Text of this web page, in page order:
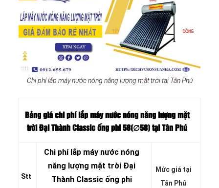
Chi phí lắp máy nước nóng năng lượng mặt trời tại Tân Phú
Bảng giá chi phí lắp máy nước nóng năng lượng mặt
trời Đại Thành Classic ống phi 58(∅58) tại Tân Phú
Stt
Chi phí lắp máy nước nóng
năng lượng mặt trời Đại
Thành Classic ống phi
Mức giá tại
Tân Phú